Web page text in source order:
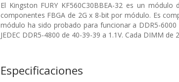
El Kingston FURY KF560C30BBEA-32 es un
componentes FBGA de 2G x 8-bit por módulo. Es
módulo ha sido probado para funcionar a DDR5-
JEDEC DDR5-4800 de 40-39-39 a 1.1V. Cada DIMM
Especificaciones